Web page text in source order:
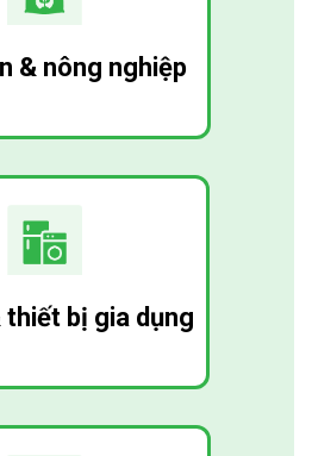
bị gia dụng
& nông nghiệp